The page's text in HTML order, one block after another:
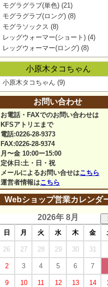
モグラグラブ(単色) (21)
モグラグラブ(ロング) (8)
モグラソックス (8)
レッグウォーマー(ショート) (4)
レッグウォーマー(ロング) (8)
小原木タコちゃん
小原木タコちゃん (9)
お問い合わせ
お電話・FAXでのお問い合わせは
KFSアトリエまで
電話:0226-28-9373
FAX:0226-28-9374
月〜金 10:00ー15:00
定休日:土・日・祝
メールによるお問い合せはこちら
運営者情報はこちら
Webショップ営業カレンダ
2026年 8月
日
月 火 水 木 金
26 27 28 29 30 31
2 3 4 5 6 7
9 10 11 12 13 14